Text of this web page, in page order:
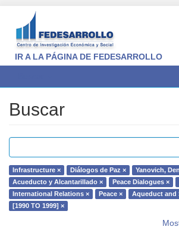
IR A LA PÁGINA DE FEDESARROLLO
Buscar
Infrastructure × Diálogos de Paz ×
Yanovich,
Acueducto y Alcantarillado ×
Peace Dialogues ×
International Relations ×
Peace ×
Aqueduct and
[1990 TO 1999] ×